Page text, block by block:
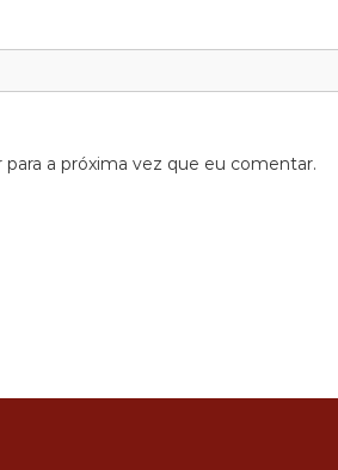
a próxima vez que eu comentar.